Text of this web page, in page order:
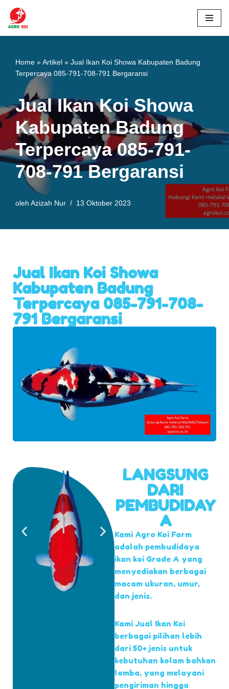
Lompat
Home »Artikel » Jual Ikan Koi Showa Kabupaten Badung
Terpercaya 085-791-708-791 Bergaransi
Jual Ikan Koi Showa
Kabupaten Badung
Terpercaya 085-791-
708-791 Bergaransi
oleh Azizah Nur 13 Oktober 2023
Jual Ikan Koi Showa
Kabupaten Badung
Terpercaya 085-791-708-
791 Bergaransi
LANGSUNG
DARI
PEMBUDIDAY
A
Kami Agro Koi Farm
adalah pembudidaya
ikan koi Grade A yang
menyediakan berbagai
macam ukuran, umur,
dan jenis.
Kami Jual Ikan Koi
berbagai pilihan lebih
dari 50+ jenis untuk
kebutuhan kolam bahkan
lomba, yang melayani
pengiriman hingga